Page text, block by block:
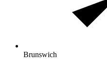
Brunswich